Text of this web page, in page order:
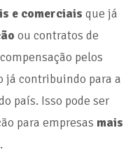
e comerciais que já
ou contratos de
pelos
já contribuindo para a
país. Isso pode ser
para empresas mais
.